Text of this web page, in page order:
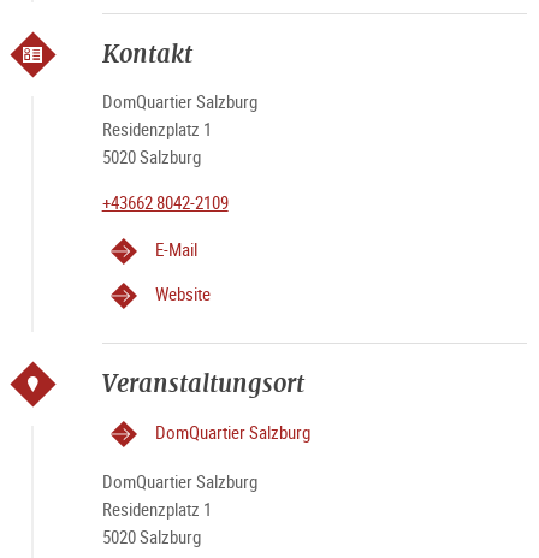
Kontakt
DomQuartier Salzburg
Residenzplatz 1
5020 Salzburg
+43662 8042-2109
E-Mail
Website
Veranstaltungsort
DomQuartier Salzburg
DomQuartier Salzburg
Residenzplatz 1
5020 Salzburg